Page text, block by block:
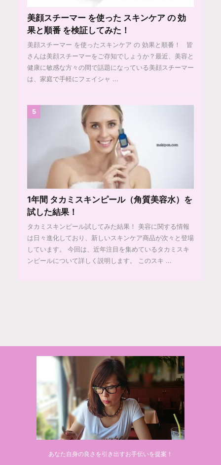
美顔スチーマー を使った スキンケア の 効
果と順番 を検証してみた！
美顔スチーマー を使ったスキンケア の 効果と順番！ 皆
さんは美顔スチーマーをご存知でしょうか？最近、美容と
健康に敏感な方々の間で話題になっている美顔スチーマー
は、家庭で手軽にフェイシャ ...
5
1年間 タカミスキンピール（角質美容水）を
試した結果！
タカミスキンピール試してみた結果！ 美容に関する情報
は日々進化しており、新しいスキンケア商品が次々と登場
しています。 今回は、近年注目を集めているタカミスキ
ンピールについて詳しく説明します。 このスキ ...
あなた自身の良さを引き出すお手伝いを提案！
AFFINGER5